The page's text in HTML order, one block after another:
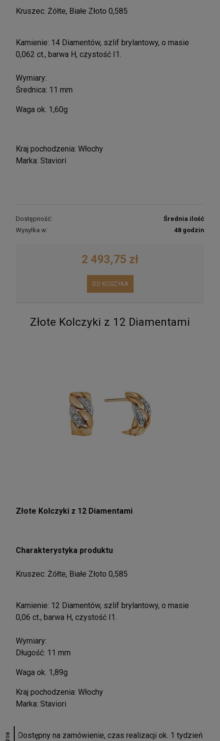
Kruszec: Żółte, Białe Złoto 0,585
Kamienie: 14 Diamentów, szlif brylantowy, o masie
0,062 ct., barwa H, czystość I1.
Wymiary:
Średnica: 11 mm
Waga ok. 1,60g
Kraj pochodzenia: Włochy
Marka: Staviori
Dostępność:
Średnia ilość
Wysyłka w:
48 godzin
2 493,75 zł
DO KOSZYKA
Złote Kolczyki z 12 Diamentami
Złote Kolczyki z 12 Diamentami
Charakterystyka produktu
Kruszec: Żółte, Białe Złoto 0,585
Kamienie: 12 Diamentów, szlif brylantowy, o masie
0,06 ct., barwa H, czystość I1.
Wymiary:
Długość: 11 mm
Waga ok. 1,89g
Kraj pochodzenia: Włochy
Marka: Staviori
Dostępny na zamówienie, czas realizacji ok. 1 tydzień